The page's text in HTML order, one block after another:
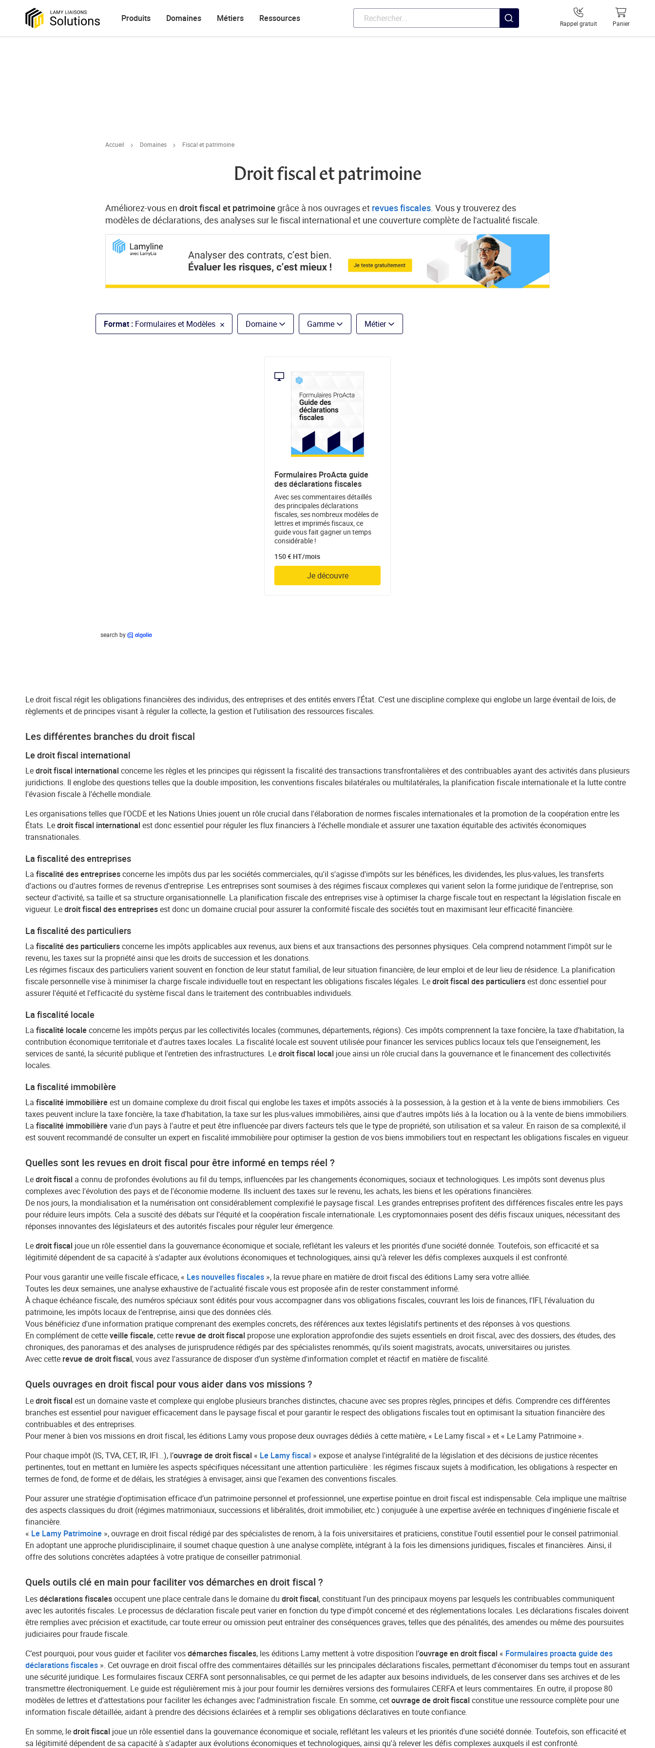
Produits Domaines Métiers Ressources Rappel gratuit Panier
Accueil Domaines Fiscal et patrimoine
Droit fiscal et patrimoine
Améliorez-vous endroit fiscal et patrimoinegrâce à nos ouvrages et revues fiscales. Vous y trouverez des
modèles de déclarations, des analyses sur le fiscal international et une couverture complète de l'actualité fiscale.
Format : Formulaires et Modèles Domaine Gamme Métier
Formulaires ProActa guide
des déclarations fiscales
Avec ses commentaires détaillés
des principales déclarations
fiscales, ses nombreux modèles de
lettres et imprimés fiscaux, ce
guide vous fait gagner un temps
considérable !
150 € HT/mois
Je découvre
search by
Le droit fiscal régit les obligations financières des individus, des entreprises et des entités envers l'État. C'est une discipline complexe qui englobe un large éventail de lois, de
règlements et de principes visant à réguler la collecte, la gestion et l'utilisation des ressources fiscales.
Les différentes branches du droit fiscal
Le droit fiscal international
Ledroit fiscal international concerne les règles et les principes qui régissent la fiscalité des transactions transfrontalières et des contribuables ayant des activités dans plusieurs
juridictions. Il englobe des questions telles que la double imposition, les conventions fiscales bilatérales ou multilatérales, la planification fiscale internationale et la lutte contre
l'évasion fiscale à l'échelle mondiale.
Les organisations telles que l'OCDE et les Nations Unies jouent un rôle crucial dans l'élaboration de normes fiscales internationales et la promotion de la coopération entre les
États. Ledroit fiscal international est donc essentiel pour réguler les flux financiers à l'échelle mondiale et assurer une taxation équitable des activités économiques
transnationales.
La fiscalité des entreprises
La fiscalité des entreprisesconcerne les impôts dus par les sociétés commerciales, qu'il s'agisse d'impôts sur les bénéfices, les dividendes, les plus-values, les transferts
d'actions ou d'autres formes de revenus d'entreprise. Les entreprises sont soumises à des régimes fiscaux complexes qui varient selon la forme juridique de l'entreprise, son
secteur d'activité, sa taille et sa structure organisationnelle. La planification fiscale des entreprises vise à optimiser la charge fiscale tout en respectant la législation fiscale en
vigueur. Ledroit fiscal des entreprisesest donc un domaine crucial pour assurer la conformité fiscale des sociétés tout en maximisant leur efficacité financière.
La fiscalité des particuliers
La fiscalité des particuliersconcerne les impôts applicables aux revenus, aux biens et aux transactions des personnes physiques. Cela comprend notamment l'impôt sur le
revenu, les taxes sur la propriété ainsi que les droits de succession et les donations.
Les régimes fiscaux des particuliers varient souvent en fonction de leur statut familial, de leur situation financière, de leur emploi et de leur lieu de résidence. La planification
fiscale personnelle vise à minimiser la charge fiscale individuelle tout en respectant les obligations fiscales légales. Ledroit fiscal des particuliersest donc essentiel pour
assurer l'équité et l'efficacité du système fiscal dans le traitement des contribuables individuels.
La fiscalité locale
La fiscalité locale concerne les impôts perçus par les collectivités locales (communes, départements, régions). Ces impôts comprennent la taxe foncière, la taxe d'habitation, la
contribution économique territoriale et d'autres taxes locales. La fiscalité locale est souvent utilisée pour financer les services publics locaux tels que l'enseignement, les
services de santé, la sécurité publique et l'entretien des infrastructures. Ledroit fiscal local joue ainsi un rôle crucial dans la gouvernance et le financement des collectivités
locales.
La fiscalité immobilère
La fiscalité immobilière est un domaine complexe du droit fiscal qui englobe les taxes et impôts associés à la possession, à la gestion et à la vente de biens immobiliers. Ces
taxes peuvent inclure la taxe foncière, la taxe d'habitation, la taxe sur les plus-values immobilières, ainsi que d'autres impôts liés à la location ou à la vente de biens immobiliers.
La fiscalité immobilière varie d'un pays à l'autre et peut être influencée par divers facteurs tels que le type de propriété, son utilisation et sa valeur. En raison de sa complexité, il
est souvent recommandé de consulter un expert en fiscalité immobilière pour optimiser la gestion de vos biens immobiliers tout en respectant les obligations fiscales en vigueur.
Quelles sont les revues en droit fiscal pour être informé en temps réel ?
Ledroit fiscal a connu de profondes évolutions au fil du temps, influencées par les changements économiques, sociaux et technologiques. Les impôts sont devenus plus
complexes avec l'évolution des pays et de l'économie moderne. Ils incluent des taxes sur le revenu, les achats, les biens et les opérations financières.
De nos jours, la mondialisation et la numérisation ont considérablement complexifié le paysage fiscal. Les grandes entreprises profitent des différences fiscales entre les pays
pour réduire leurs impôts. Cela a suscité des débats sur l'équité et la coopération fiscale internationale. Les cryptomonnaies posent des défis fiscaux uniques, nécessitant des
réponses innovantes des législateurs et des autorités fiscales pour réguler leur émergence.
Ledroit fiscal joue un rôle essentiel dans la gouvernance économique et sociale, reflétant les valeurs et les priorités d'une société donnée. Toutefois, son efficacité et sa
légitimité dépendent de sa capacité à s'adapter aux évolutions économiques et technologiques, ainsi qu'à relever les défis complexes auxquels il est confronté.
Pour vous garantir une veille fiscale efficace, « Les nouvelles fiscales », la revue phare en matière de droit fiscal des éditions Lamy sera votre alliée.
Toutes les deux semaines, une analyse exhaustive de l'actualité fiscale vous est proposée afin de rester constamment informé.
À chaque échéance fiscale, des numéros spéciaux sont édités pour vous accompagner dans vos obligations fiscales, couvrant les lois de finances, l'IFI, l'évaluation du
patrimoine, les impôts locaux de l'entreprise, ainsi que des données clés.
Vous bénéficiez d'une information pratique comprenant des exemples concrets, des références aux textes législatifs pertinents et des réponses à vos questions.
En complément de cetteveille fiscale, cette revue de droit fiscal propose une exploration approfondie des sujets essentiels en droit fiscal, avec des dossiers, des études, des
chroniques, des panoramas et des analyses de jurisprudence rédigés par des spécialistes renommés, qu'ils soient magistrats, avocats, universitaires ou juristes.
Avec cette revue de droit fiscal, vous avez l'assurance de disposer d'un système d'information complet et réactif en matière de fiscalité.
Quels ouvrages en droit fiscal pour vous aider dans vos missions ?
Ledroit fiscal est un domaine vaste et complexe qui englobe plusieurs branches distinctes, chacune avec ses propres règles, principes et défis. Comprendre ces différentes
branches est essentiel pour naviguer efficacement dans le paysage fiscal et pour garantir le respect des obligations fiscales tout en optimisant la situation financière des
contribuables et des entreprises.
Pour mener à bien vos missions en droit fiscal, les éditions Lamy vous propose deux ouvrages dédiés à cette matière, « Le Lamy fiscal » et « Le Lamy Patrimoine ».
Pour chaque impôt (IS, TVA, CET, IR, IFI...), l’ouvrage de droit fiscal « Le Lamy fiscal » expose et analyse l'intégralité de la législation et des décisions de justice récentes
pertinentes, tout en mettant en lumière les aspects spécifiques nécessitant une attention particulière : les régimes fiscaux sujets à modification, les obligations à respecter en
termes de fond, de forme et de délais, les stratégies à envisager, ainsi que l'examen des conventions fiscales.
Pour assurer une stratégie d'optimisation efficace d’un patrimoine personnel et professionnel, une expertise pointue en droit fiscal est indispensable. Cela implique une maîtrise
des aspects classiques du droit (régimes matrimoniaux, successions et libéralités, droit immobilier, etc.) conjuguée à une expertise avérée en techniques d'ingénierie fiscale et
financière.
« Le Lamy Patrimoine », ouvrage en droit fiscal rédigé par des spécialistes de renom, à la fois universitaires et praticiens, constitue l'outil essentiel pour le conseil patrimonial.
En adoptant une approche pluridisciplinaire, il soumet chaque question à une analyse complète, intégrant à la fois les dimensions juridiques, fiscales et financières. Ainsi, il
offre des solutions concrètes adaptées à votre pratique de conseiller patrimonial.
Quels outils clé en main pour faciliter vos démarches en droit fiscal ?
Lesdéclarations fiscalesoccupent une place centrale dans le domaine du droit fiscal, constituant l'un des principaux moyens par lesquels les contribuables communiquent
avec les autorités fiscales. Le processus de déclaration fiscale peut varier en fonction du type d'impôt concerné et des réglementations locales. Les déclarations fiscales doivent
être remplies avec précision et exactitude, car toute erreur ou omission peut entraîner des conséquences graves, telles que des pénalités, des amendes ou même des poursuites
judiciaires pour fraude fiscale.
C’est pourquoi, pour vous guider et faciliter vosdémarches fiscales, les éditions Lamy mettent à votre disposition l’ouvrage en droit fiscal « Formulaires proacta guide des
déclarations fiscales ». Cet ouvrage en droit fiscal offre des commentaires détaillés sur les principales déclarations fiscales, permettant d'économiser du temps tout en assurant
une sécurité juridique. Les formulaires fiscaux CERFA sont personnalisables, ce qui permet de les adapter aux besoins individuels, de les conserver dans ses archives et de les
transmettre électroniquement. Le guide est régulièrement mis à jour pour fournir les dernières versions des formulaires CERFA et leurs commentaires. En outre, il propose 80
modèles de lettres et d'attestations pour faciliter les échanges avec l'administration fiscale. En somme, cetouvrage de droit fiscal constitue une ressource complète pour une
information fiscale détaillée, aidant à prendre des décisions éclairées et à remplir ses obligations déclaratives en toute confiance.
En somme, ledroit fiscal joue un rôle essentiel dans la gouvernance économique et sociale, reflétant les valeurs et les priorités d'une société donnée. Toutefois, son efficacité et
sa légitimité dépendent de sa capacité à s'adapter aux évolutions économiques et technologiques, ainsi qu'à relever les défis complexes auxquels il est confronté.